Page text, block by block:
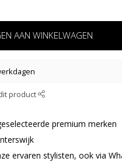
AAN WINKELWAGEN
product
premium merken
ervaren stylisten, ook via